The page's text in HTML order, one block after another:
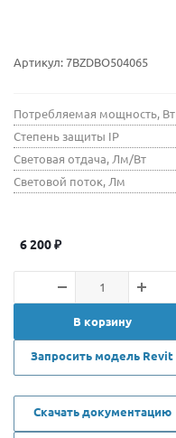
Артикул:7BZDBO504065
Потребляемая мощность, Вт
Степень защиты IP
Световая отдача, Лм/Вт
Световой поток, Лм
6 200₽
В корзину
Запросить модель Revit
Скачать документацию